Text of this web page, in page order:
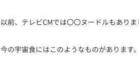
以前、テレビCMでは〇〇ヌードルもありま
今の宇宙食にはこのようなものがあります。